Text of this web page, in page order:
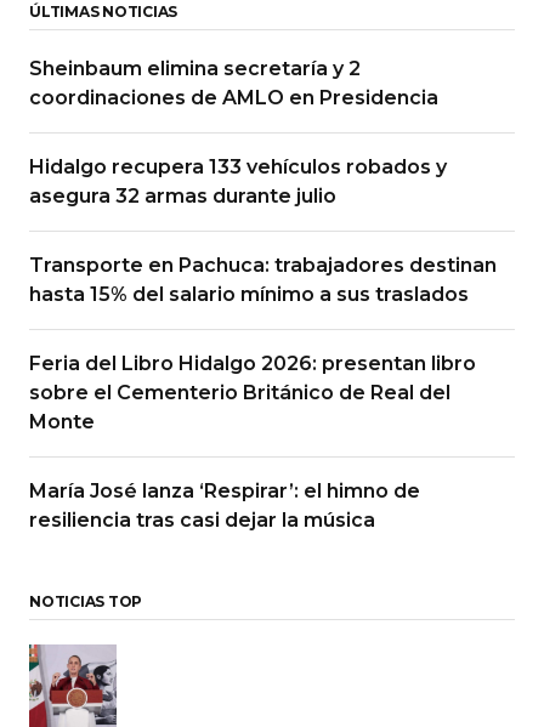
ÚLTIMAS NOTICIAS
Sheinbaum elimina secretaría y 2
coordinaciones de AMLO en Presidencia
Hidalgo recupera 133 vehículos robados y
asegura 32 armas durante julio
Transporte en Pachuca: trabajadores destinan
hasta 15% del salario mínimo a sus traslados
Feria del Libro Hidalgo 2026: presentan libro
sobre el Cementerio Británico de Real del
Monte
María José lanza ‘Respirar’: el himno de
resiliencia tras casi dejar la música
NOTICIAS TOP